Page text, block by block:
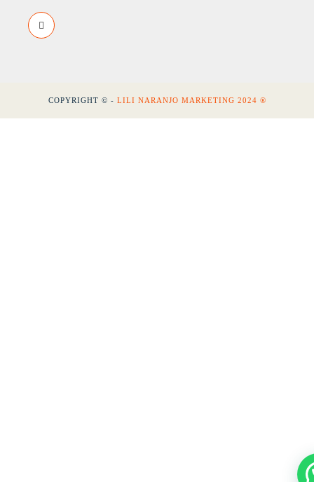
COPYRIGHT © - LILI NARANJO MARKETING 2024 ®